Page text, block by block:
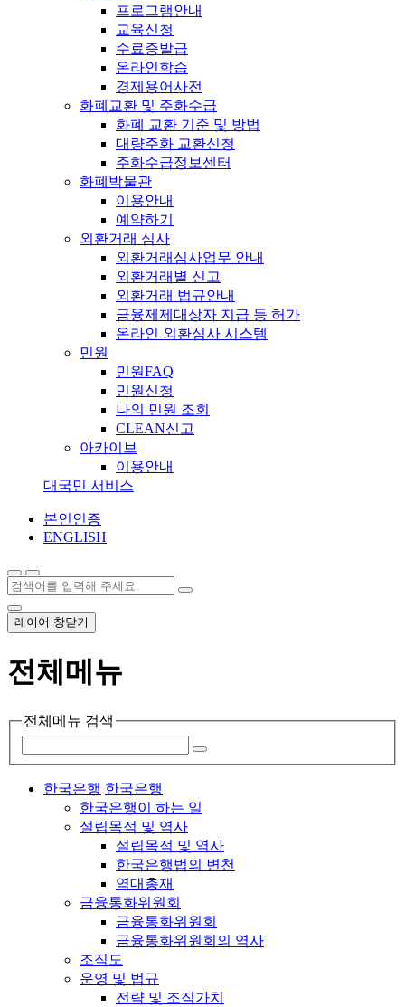
프로그램안내
교육신청
수료증발급
온라인학습
경제용어사전
화폐교환 및 주화수급
화폐 교환 기준 및 방법
대량주화 교환신청
주화수급정보센터
화폐박물관
이용안내
예약하기
외환거래 심사
외환거래심사업무 안내
외환거래별 신고
외환거래 법규안내
금융제제대상자 지급 등 허가
온라인 외환심사 시스템
민원
민원FAQ
민원신청
나의 민원 조회
CLEAN신고
아카이브
이용안내
대국민 서비스
본인인증
ENGLISH
레이어 창닫기
전체메뉴
전체메뉴 검색
한국은행 한국은행
한국은행이 하는 일
설립목적 및 역사
설립목적 및 역사
한국은행법의 변천
역대총재
금융통화위원회
금융통화위원회
금융통화위원회의 역사
조직도
운영 및 법규
전략 및 조직가치